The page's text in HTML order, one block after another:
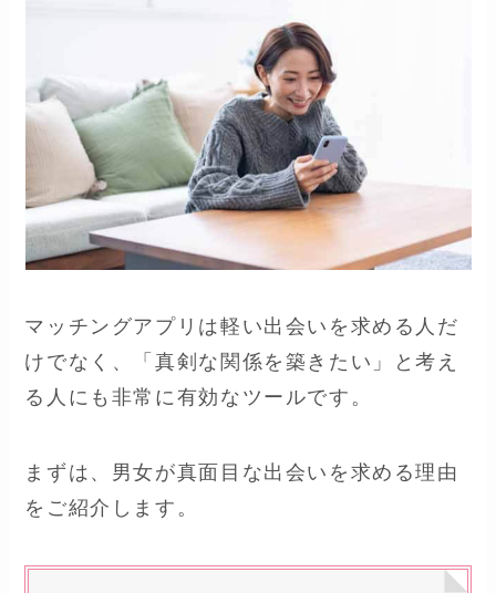
マッチングアプリは軽い出会いを求める人だ
けでなく、「真剣な関係を築きたい」と考え
る人にも非常に有効なツールです。
まずは、男女が真面目な出会いを求める理由
をご紹介します。